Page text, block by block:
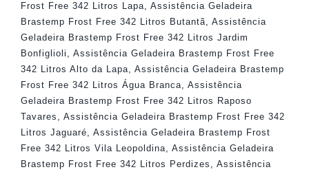
Frost Free 342 Litros Lapa, Assistência Geladeira
Brastemp Frost Free 342 Litros Butantã, Assistência
Geladeira Brastemp Frost Free 342 Litros Jardim
Bonfiglioli , Assistência Geladeira Brastemp Frost Free
342 Litros Alto da Lapa, Assistência Geladeira Brastemp
Frost Free 342 Litros Água Branca, Assistência
Geladeira Brastemp Frost Free 342 Litros Raposo
Tavares , Assistência Geladeira Brastemp Frost Free 342
Litros Jaguaré, Assistência Geladeira Brastemp Frost
Free 342 Litros Vila Leopoldina, Assistência Geladeira
Brastemp Frost Free 342 Litros Perdizes , Assistência